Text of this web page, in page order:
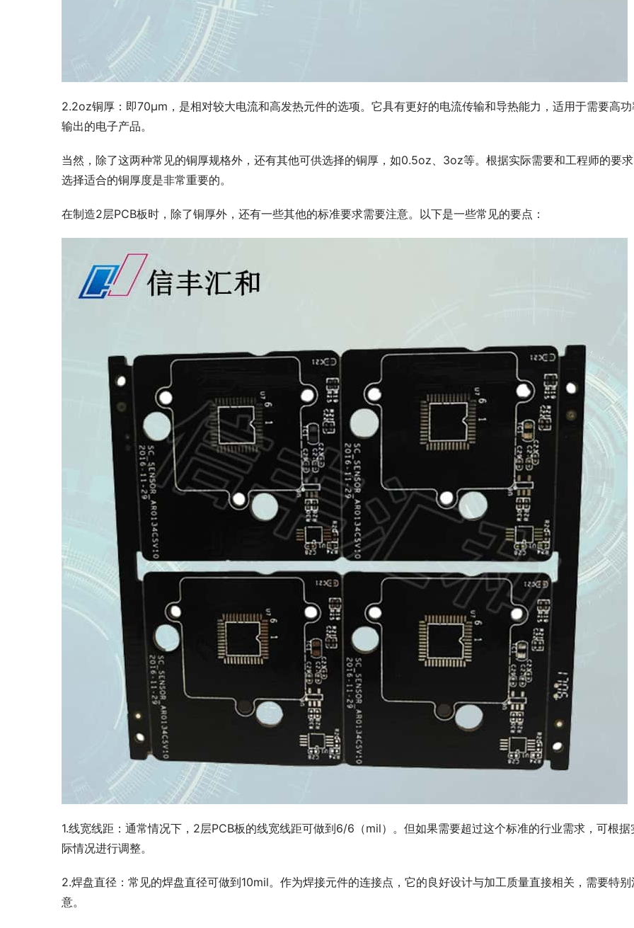
2.2oz铜厚：即70μm，是相对较大电流和高发热元件的选项。它具有更好的电流传输和导热能力，适用于需要高
输出的电子产品。
当然，除了这两种常见的铜厚规格外，还有其他可供选择的铜厚，如0.5oz、3oz等。根据实际需要和工程师的要
选择适合的铜厚度是非常重要的。
在制造2层PCB板时，除了铜厚外，还有一些其他的标准要求需要注意。以下是一些常见的要点：
1.线宽线距：通常情况下，2层PCB板的线宽线距可做到6/6（mil）。但如果需要超过这个标准的行业需求，可根据
际情况进行调整。
2.焊盘直径：常见的焊盘直径可做到10mil。作为焊接元件的连接点，它的良好设计与加工质量直接相关，需要特别
意。